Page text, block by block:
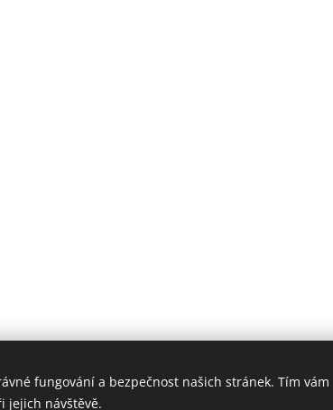
Vzkazy na těle |
fungování a bezpečnost našich stránek. Tím vám
jejich návštěvě.